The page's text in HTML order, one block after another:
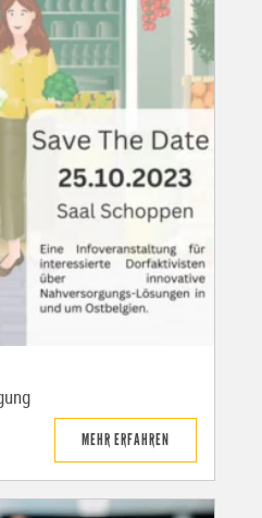
MEHR ERFAHREN